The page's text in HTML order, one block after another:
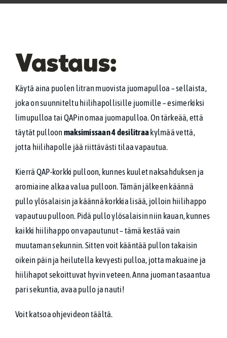
Ota yhteyttä
WooCommerce Cart
WooCommerce My Account
Vastaus:
Käytä aina puolen litran muovista juomapulloa – sellaista,
joka on suunniteltu hiilihapollisille juomille – esimerkiksi
limupulloa tai QAPin omaa juomapulloa. On tärkeää, että
täytät pulloon maksimissaan 4 desilitraakylmää vettä,
jotta hiilihapolle jää riittävästi tilaa vapautua.
Kierrä QAP-korkki pulloon, kunnes kuulet naksahduksen ja
aromiaine alkaa valua pulloon. Tämän jälkeen käännä
pullo ylösalaisin ja käännä korkkia lisää, jolloin hiilihappo
vapautuu pulloon. Pidä pullo ylösalaisin niin kauan, kunnes
kaikki hiilihappo on vapautunut – tämä kestää vain
muutaman sekunnin. Sitten voit kääntää pullon takaisin
oikein päin ja heilutella kevyesti pulloa, jotta makuaine ja
hiilihapot sekoittuvat hyvin veteen. Anna juoman tasaantua
pari sekuntia, avaa pullo ja nauti!
Voit katsoa ohjevideon täältä.